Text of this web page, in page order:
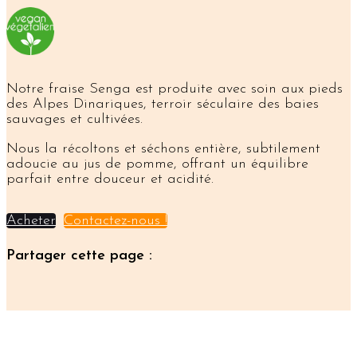
Notre fraise Senga est produite avec soin aux pieds
des Alpes Dinariques, terroir séculaire des baies
sauvages et cultivées.
Nous la récoltons et séchons entière, subtilement
adoucie au jus de pomme, offrant un équilibre
parfait entre douceur et acidité.
Acheter Contactez-nous !
Partager cette page :